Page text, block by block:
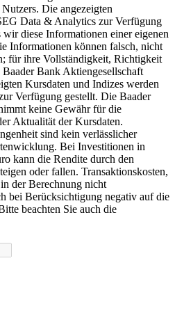
Die angezeigten
Data & Analytics zur Verfügung
wir diese Informationen einer eigenen
Informationen können falsch, nicht
für ihre Vollständigkeit, Richtigkeit
Bank Aktiengesellschaft
Kursdaten und Indizes werden
Verfügung gestellt. Die Baader
keine Gewähr für die
Aktualität der Kursdaten.
sind kein verlässlicher
Bei Investitionen in
kann die Rendite durch den
oder fallen. Transaktionskosten,
der Berechnung nicht
bei Berücksichtigung negativ auf die
beachten Sie auch die